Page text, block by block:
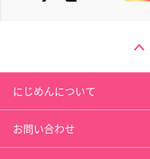
にじめんについて
お問い合わせ